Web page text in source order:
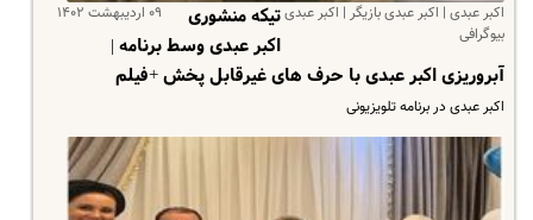
اکبر عبدی | اکبر عبدی بازیگر | اکبر عبدی
بیوگرافی
۰۹ اردیبهشت ۱۴۰۲
تیکه منشوری
اکبر عبدی وسط برنامه |
آبروریزی اکبر عبدی با حرف های غیرقابل پخش +فیلم
اکبر عبدی در برنامه تلویزیونی